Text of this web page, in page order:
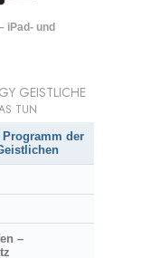
iPad- und
GEISTLICHE
TUN
der
–